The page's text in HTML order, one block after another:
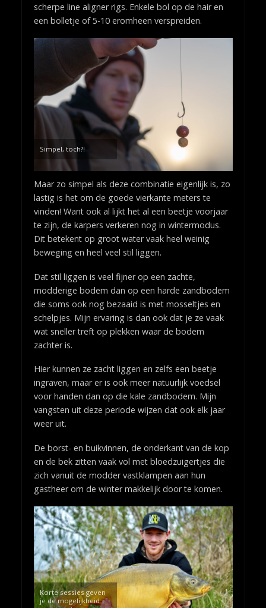
scherpe line aligner rigs. Enkele bol op de hair en
een bolletje of 5-10 eromheen verspreiden.
Simpel, toch?!
Maar zo simpel als deze combinatie eigenlijk is, zo
lastig is het om de goede vierkante meters te
vinden! Want ook al lijkt het al een beetje voorjaar
te zijn, de karpers verkeren nog in wintermodus.
Dit betekent op groot water vaak heel weinig
beweging en heel veel stil liggen.
Dat stil liggen is veel fijner op een zachte,
modderige bodem dan op een harde zandbodem
die soms ook nog bezaaid is met mosseltjes en
schelpjes. Mijn ervaring is dan ook dat je ze vaak
wat sneller treft op plekken waar de bodem
zachter is.
Hier kunnen ze zacht liggen en zelfs een beetje
ingraven, maar er is ook meer natuurlijk voedsel
voor handen dan op die kale zandbodem. Mijn
vangsten uit deze periode wijzen dat ook elk jaar
weer uit.
De borst- en buikvinnen, de onderkant van de kop
en de bek zitten vaak vol met bloedzuigertjes die
zich vanuit de modder vastklampen aan hun
gastheer om de winter makkelijk door te komen.
Korte sessies geven
je de mogelijkheid